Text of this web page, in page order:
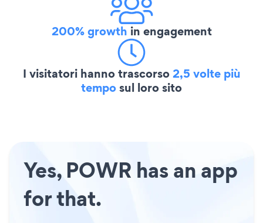
200% growth in engagement
I visitatori hanno trascorso2,5 volte più
temposul loro sito
Yes, POWR has an app
for that.